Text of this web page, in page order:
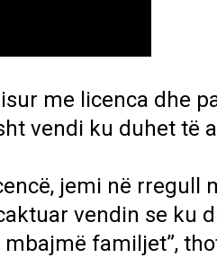
me licenca dhe
vendi ku duhet të
jemi në rregull
vendin se ku
familjet”,